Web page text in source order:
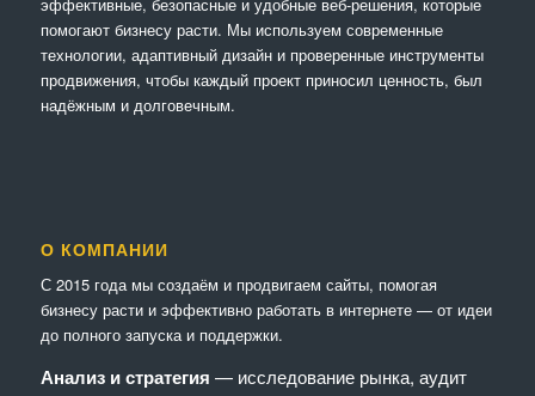
помогают бизнесу расти. Мы используем современные
технологии, адаптивный дизайн и проверенные инструменты
продвижения, чтобы каждый проект приносил ценность, был
надёжным и долговечным.
О КОМПАНИИ
С 2015 года мы создаём и продвигаем сайты, помогая
бизнесу расти и эффективно работать в интернете — от идеи
до полного запуска и поддержки.
Анализ и стратегия — исследование рынка, аудит